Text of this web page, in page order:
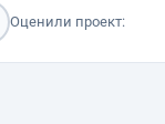
Оценили проект: